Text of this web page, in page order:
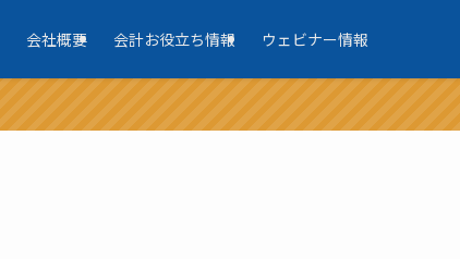
会社概要 会計お役立ち情報 ウェビナー情報